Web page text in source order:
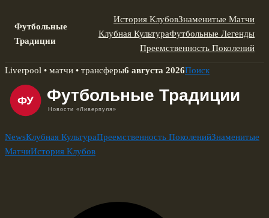
Футбольные
Традиции
История КлубовЗнаменитые Матчи
Клубная КультураФутбольные Легенды
Преемственность Поколений
Skip
content
Liverpool • матчи • трансферы6 августа 2026Поиск
NewsКлубная КультураПреемственность ПоколенийЗнаменитые
МатчиИстория Клубов